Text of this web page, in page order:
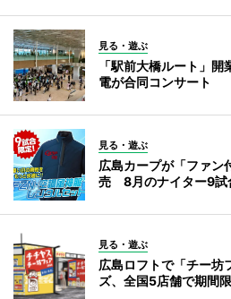
見る・遊ぶ
「駅前大橋ルート」
電が合同コンサート
見る・遊ぶ
広島カープが「ファン
売 8月のナイター9試
見る・遊ぶ
広島ロフトで「チー
ズ、全国5店舗で期間